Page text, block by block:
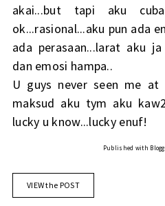
akai...but tapi aku
ok...rasional...aku pun ada
ada perasaan...larat aku
dan emosi hampa..
U guys never seen me at
maksud aku tym aku
lucky u know...lucky enuf!
Published with
VIEW the POST